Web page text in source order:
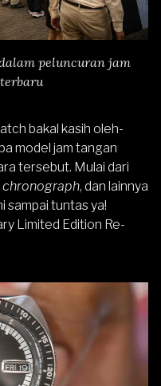
peluncuran jam
bakal kasih oleh-
model jam tangan
tersebut. Mulai dari
chronograph, dan lainnya
sampai tuntas ya!
Limited Edition Re-